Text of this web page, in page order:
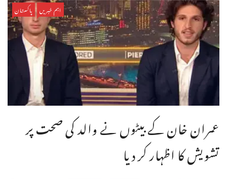
اہم خبریں پاکستان
عمران خان کے بیٹوں نے والد کی صحت پر
تشویش کا اظہار کر دیا